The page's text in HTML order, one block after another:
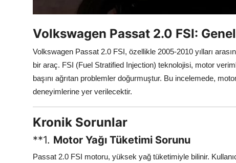
Volkswagen Passat 2.0 FSI: Genel
Volkswagen Passat 2.0 FSI, özellikle 2005-2010 yılları
bir araç. FSI (Fuel Stratified Injection) teknolojisi, motor
başını ağrıtan problemler doğurmuştur. Bu incelemede,
deneyimlerine yer verilecektir.
Kronik Sorunlar
**1. Motor Yağı Tüketimi Sorunu
Passat 2.0 FSI motoru, yüksek yağ tüketimiyle bilinir.